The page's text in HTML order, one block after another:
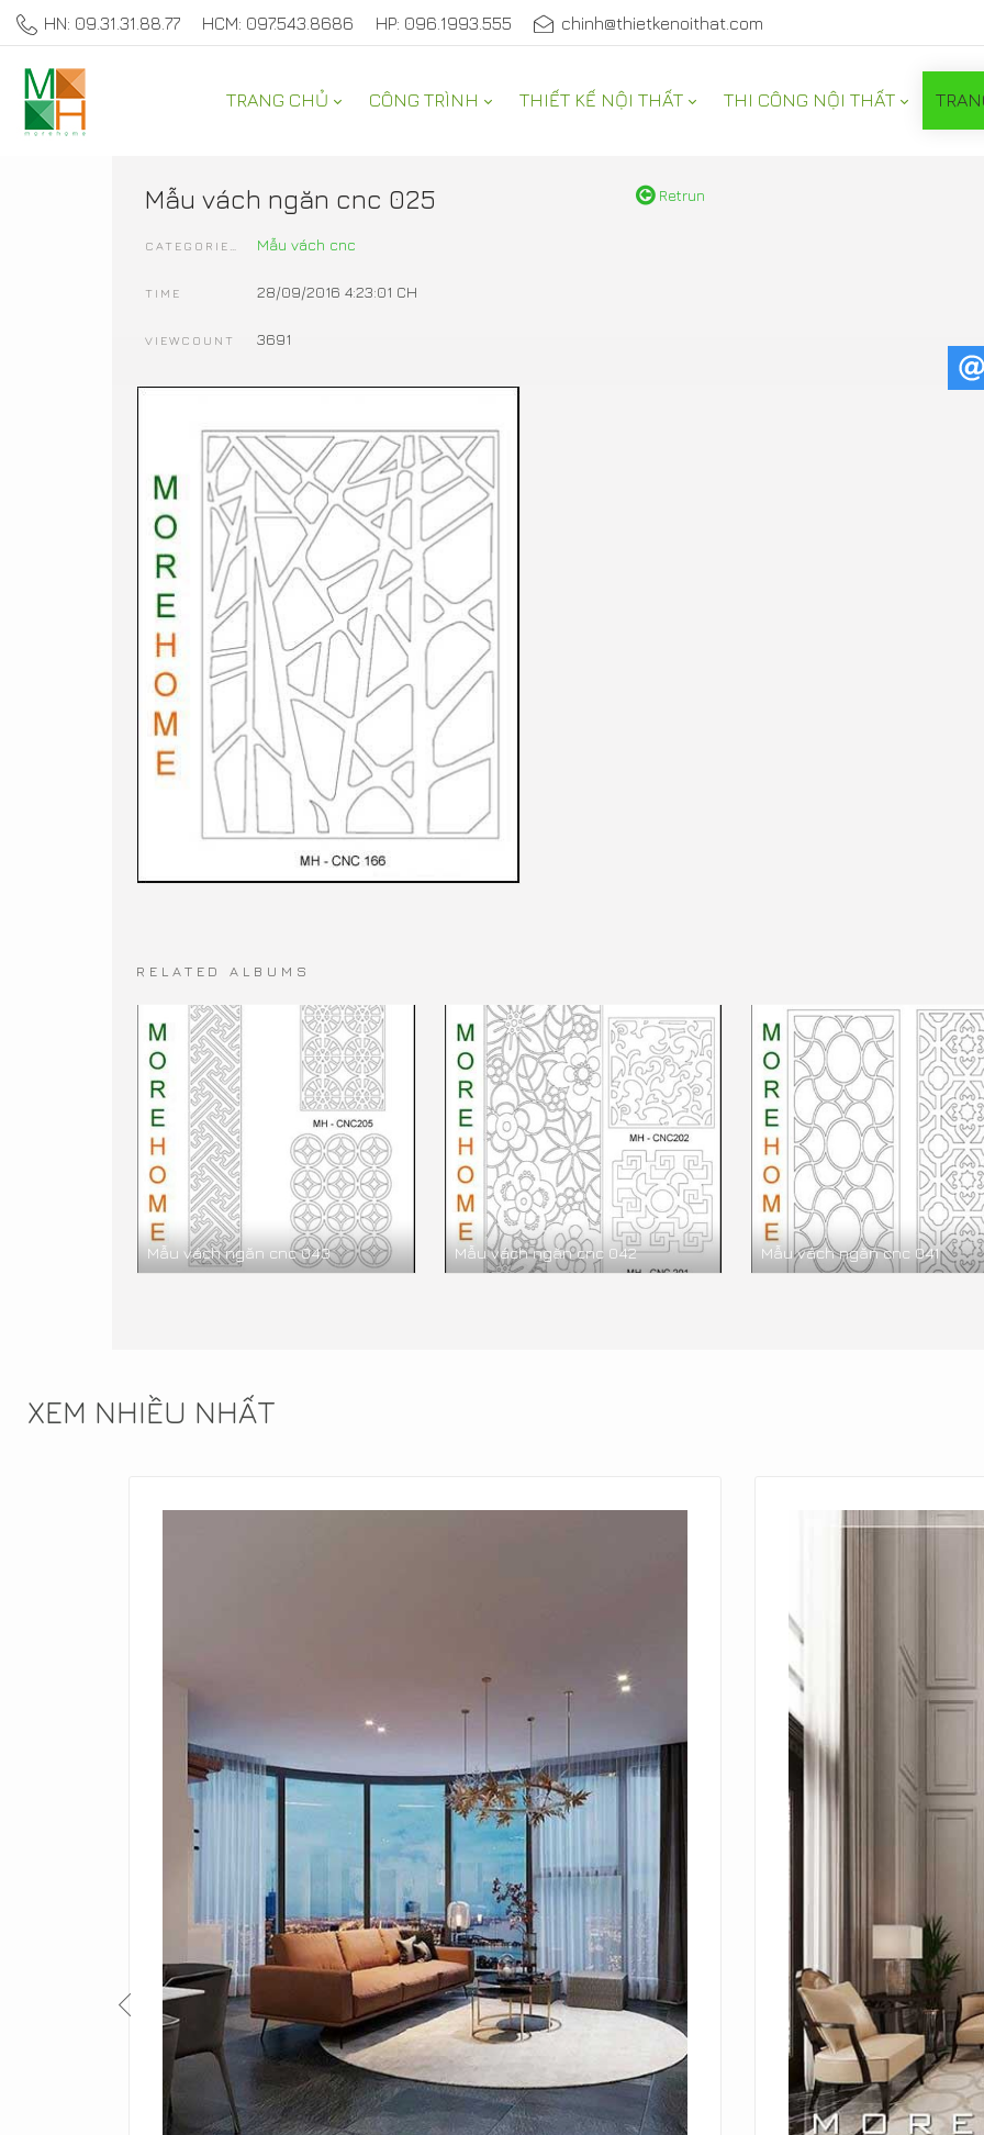
HN: 09.31.31.88.77 HCM: 097.543.8686 HP: 096.1993.555 chinh@thietkenoithat.com
TRANG CHỦ CÔNG TRÌNH THIẾT KẾ NỘI THẤT THI CÔNG NỘI THẤT
SẢN PHẨM TRANG TRÍ NỘI THẤT
Retrun
Mẫu vách ngăn cnc 025
Mẫu vách cnc
TIME 28/09/2016 4:23:01 CH
VIEWCOUNT 3691
RELATED ALBUMS
Mẫu vách ngăn cnc 043 Mẫu vách ngăn cnc 042 Mẫu vách ngăn cnc 041
XEM NHIỀU NHẤT